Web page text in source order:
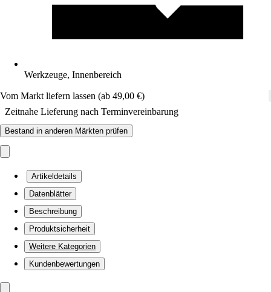
Werkzeuge, Innenbereich
Vom Markt liefern lassen (ab 49,00 €)
Zeitnahe Lieferung nach Terminvereinbarung
Bestand in anderen Märkten prüfen
Artikeldetails
Datenblätter
Beschreibung
Produktsicherheit
Weitere Kategorien
Kundenbewertungen